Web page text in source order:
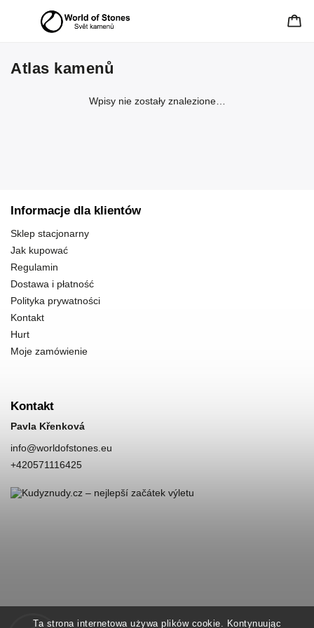
Ta strona internetowa używa plików cookie. Kontynuując
Atlas kamenů
Wpisy nie zostały znalezione…
Informacje dla klientów
Sklep stacjonarny
Jak kupować
Regulamin
Dostawa i płatność
Polityka prywatności
Kontakt
Hurt
Moje zamówienie
Kontakt
Pavla Křenková
info@worldofstones.eu
+420571116425